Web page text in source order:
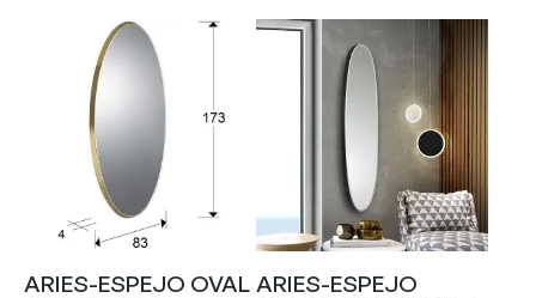
ARIES-ESPEJO OVAL ARIES-ESPEJO